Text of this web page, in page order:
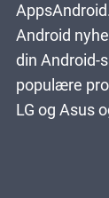
Android
din Android-
populære
LG og Asus